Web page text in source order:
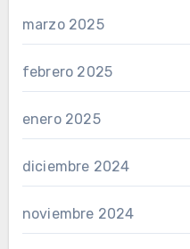
marzo 2025
febrero 2025
enero 2025
diciembre 2024
noviembre 2024